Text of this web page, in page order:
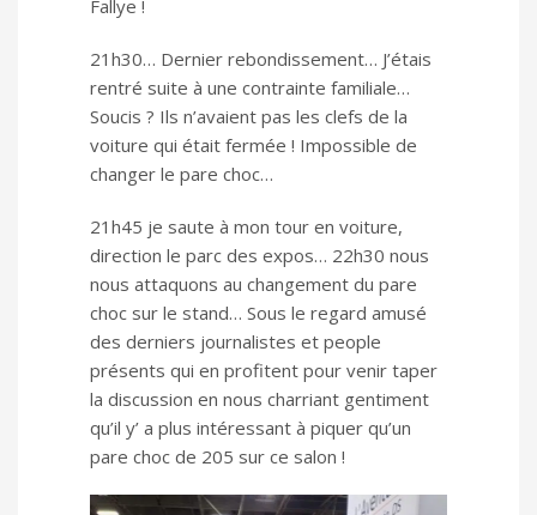
Fallye !
21h30… Dernier rebondissement… J’étais
rentré suite à une contrainte familiale…
Soucis ? Ils n’avaient pas les clefs de la
voiture qui était fermée ! Impossible de
changer le pare choc…
21h45 je saute à mon tour en voiture,
direction le parc des expos… 22h30 nous
nous attaquons au changement du pare
choc sur le stand… Sous le regard amusé
des derniers journalistes et people
présents qui en profitent pour venir taper
la discussion en nous charriant gentiment
qu’il y’ a plus intéressant à piquer qu’un
pare choc de 205 sur ce salon !